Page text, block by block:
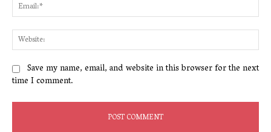
Save my name, email, and website in this browser for the next
time I comment.